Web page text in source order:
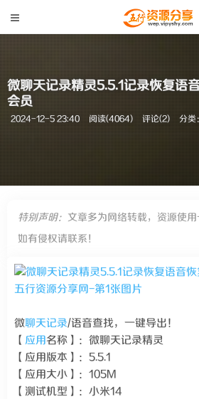
微聊天记录精灵5.5.1记录恢复语
会员
2024-12-5 23:40 阅读(4064) 评论(2) 分类
特别声明： 文章多为网络转载，资源使用
如有侵权请联系！
微聊天记录/语音查找，一键导出！
【 应用名称】：微聊天记录精灵
【应用版本】：5.5.1
【应用大小】：105M
【测试机型】：小米14